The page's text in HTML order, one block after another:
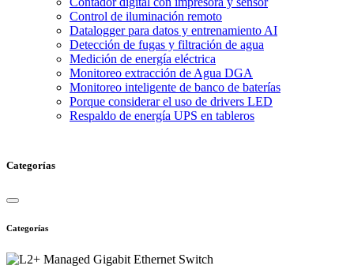
Control de iluminación remoto
Datalogger para datos y entrenamiento AI
Detección de fugas y filtración de agua
Medición de energía eléctrica
Monitoreo extracción de Agua DGA
Monitoreo inteligente de banco de baterías
Porque considerar el uso de drivers LED
Respaldo de energía UPS en tableros
Categorías
Categorías